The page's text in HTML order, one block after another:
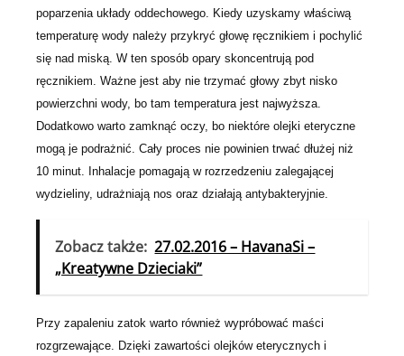
poparzenia układy oddechowego. Kiedy uzyskamy właściwą
temperaturę wody należy przykryć głowę ręcznikiem i pochylić
się nad miską. W ten sposób opary skoncentrują pod
ręcznikiem. Ważne jest aby nie trzymać głowy zbyt nisko
powierzchni wody, bo tam temperatura jest najwyższa.
Dodatkowo warto zamknąć oczy, bo niektóre olejki eteryczne
mogą je podrażnić. Cały proces nie powinien trwać dłużej niż
10 minut. Inhalacje pomagają w rozrzedzeniu zalegającej
wydzieliny, udrażniają nos oraz działają antybakteryjnie.
Zobacz także: 27.02.2016 – HavanaSi –
„Kreatywne Dzieciaki”
Przy zapaleniu zatok warto również wypróbować maści
rozgrzewające. Dzięki zawartości olejków eterycznych i